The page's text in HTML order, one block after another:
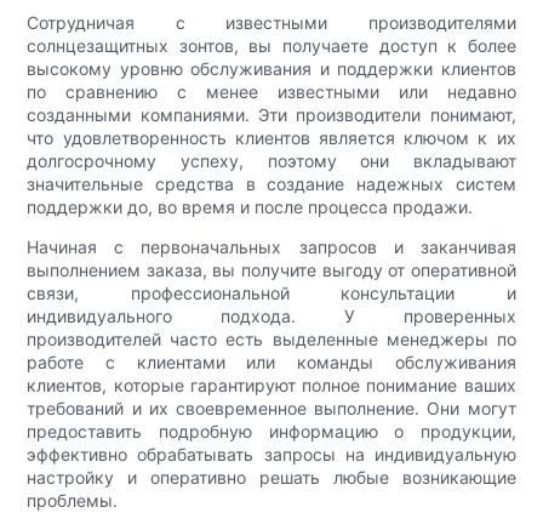
Сотрудничая с известными производителями
солнцезащитных зонтов, вы получаете доступ к более
высокому уровню обслуживания и поддержки клиентов
по сравнению с менее известными или недавно
созданными компаниями. Эти производители понимают,
что удовлетворенность клиентов является ключом к их
долгосрочному успеху, поэтому они вкладывают
значительные средства в создание надежных систем
поддержки до, во время и после процесса продажи.
Начиная с первоначальных запросов и заканчивая
выполнением заказа, вы получите выгоду от оперативной
связи, профессиональной консультации и
индивидуального подхода. У проверенных
производителей часто есть выделенные менеджеры по
работе с клиентами или команды обслуживания
клиентов, которые гарантируют полное понимание ваших
требований и их своевременное выполнение. Они могут
предоставить подробную информацию о продукции,
эффективно обрабатывать запросы на индивидуальную
настройку и оперативно решать любые возникающие
проблемы.